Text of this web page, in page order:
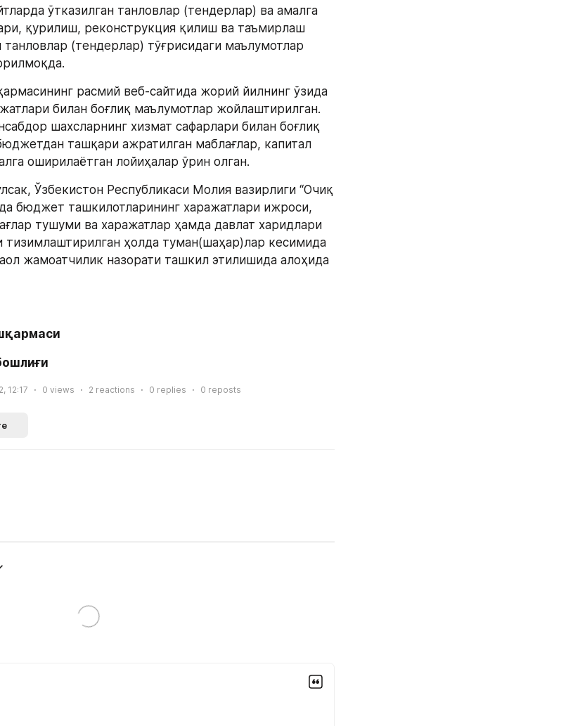
ўтказилган танловлар (тендерлар) ва амалга
қурилиш, реконструкция қилиш ва таъмирлаш
танловлар (тендерлар) тўғрисидаги маълумотлар
расмий веб-сайтида жорий йилнинг ўзида
билан боғлиқ маълумотлар жойлаштирилган.
шахсларнинг хизмат сафарлари билан боғлиқ
ташқари ажратилган маблағлар, капитал
оширилаётган лойиҳалар ўрин олган.
Ўзбекистон Республикаси Молия вазирлиги “Очиқ
бюджет ташкилотларининг харажатлари ижроси,
тушуми ва харажатлар ҳамда давлат харидлари
тизимлаштирилган ҳолда туман(шаҳар)лар кесимида
жамоатчилик назорати ташкил этилишида алоҳида
12:17 0 views 2 reactions 0 replies 0 reposts